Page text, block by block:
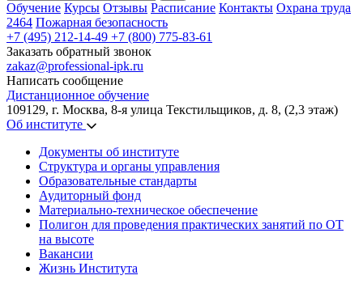
Обучение Курсы Отзывы Расписание Контакты Охрана труда
2464 Пожарная безопасность
+7 (495) 212-14-49 +7 (800) 775-83-61
Заказать обратный звонок
zakaz@professional-ipk.ru
Написать сообщение
Дистанционное обучение
109129, г. Москва, 8-я улица Текстильщиков, д. 8, (2,3 этаж)
Об институте
Документы об институте
Структура и органы управления
Образовательные стандарты
Аудиторный фонд
Материально-техническое обеспечение
Полигон для проведения практических занятий по ОТ
на высоте
Вакансии
Жизнь Института